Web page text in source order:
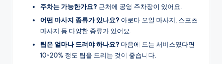
주차는 가능한가요? 근처에 공영 주차장이 있어요.
어떤 마사지 종류가 있나요? 아로마 오일 마사지, 스포츠
마사지 등 다양한 종류가 있어요.
팁은 얼마나 드려야 하나요? 마음에 드는 서비스였다면
10~20% 정도 팁을 드리는 것이 좋습니다.